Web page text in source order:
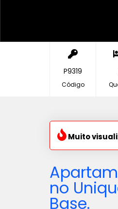
P9319
Código
Muito
no
Base.